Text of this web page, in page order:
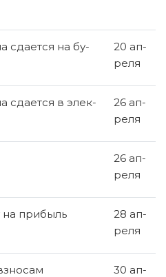
сда­ет­ся на бу­
20 ап­
ре­ля
сда­ет­ся в элек­
26 ап­
ре­ля
26 ап­
ре­ля
на при­быль
28 ап­
ре­ля
30 ап­